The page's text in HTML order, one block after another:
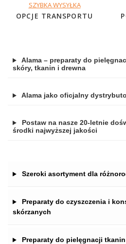
SZYBKA WYSYŁKA
OPCJE TRANSPORTU
Alama – preparaty do
skóry, tkanin i drewna
Alama jako oficjalny
Postaw na nasze 20-letnie
środki najwyższej jakości
Szeroki asortyment dla
Preparaty do czyszczenia i
skórzanych
Preparaty do pielęgnacji